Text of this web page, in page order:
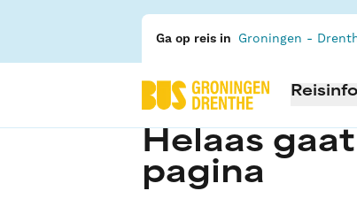
Ga op reis in Groningen -
Helaas
pagina